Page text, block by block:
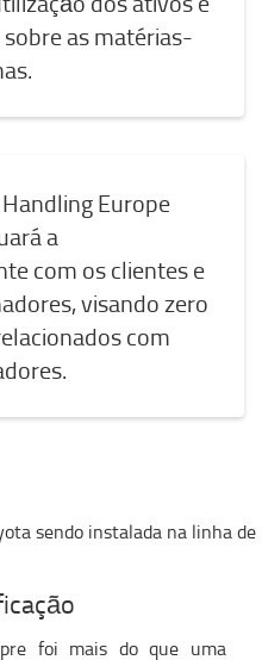
as matérias-
Europe
a
com os clientes e
visando zero
com
foi mais do que uma